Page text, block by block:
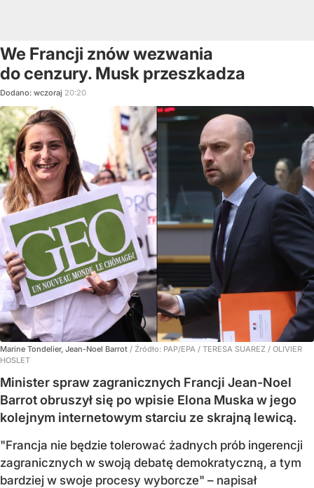
We Francji znów wezwania
do cenzury. Musk przeszkadza
Dodano: wczoraj 20:20
Marine Tondelier, Jean-Noel Barrot / Źródło: PAP/EPA / TERESA SUAREZ / OLIVIER
HOSLET
Minister spraw zagranicznych Francji Jean-Noel
Barrot obruszył się po wpisie Elona Muska w jego
kolejnym internetowym starciu ze skrajną lewicą.
"Francja nie będzie tolerować żadnych prób ingerencji
zagranicznych w swoją debatę demokratyczną, a tym
bardziej w swoje procesy wyborcze" – napisał